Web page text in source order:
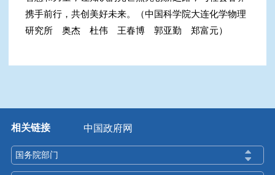
携手前行，共创美好未来。（中国科学院大连化学物理
研究所 奥杰 杜伟 王春博 郭亚勤 郑富元）
相关链接 中国政府网
国务院部门